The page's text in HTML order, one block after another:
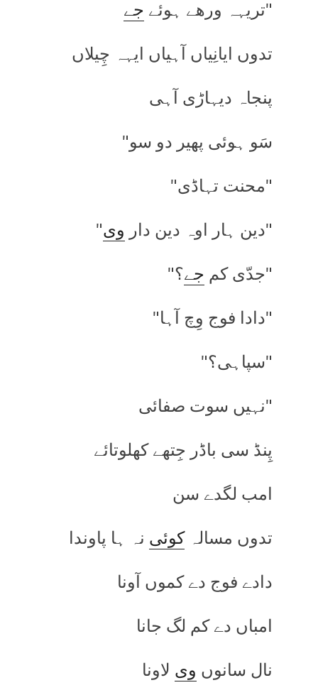
"تریہہ ورھے ہوئے جے
تدوں ایانِیاں آہیاں ایہہ چِیلاں
پنجاہ دیہاڑی آہی
سَو ہوئی پھیر دو سو"
"محنت تہاڈی"
"دین ہار اوہ دین دار وی"
"جدّی کم جے؟"
"دادا فوج وِچ آہا"
"سپاہی؟"
"نہیں سوت صفائی
پِنڈ سی باڈر جِتھے کھلوتائے
امب لگدے سن
تدوں مسالہکوئی نہ ہا پاوندا
دادے فوج دے کموں آونا
امباں دے کم لگ جانا
نال سانوں وی لاونا